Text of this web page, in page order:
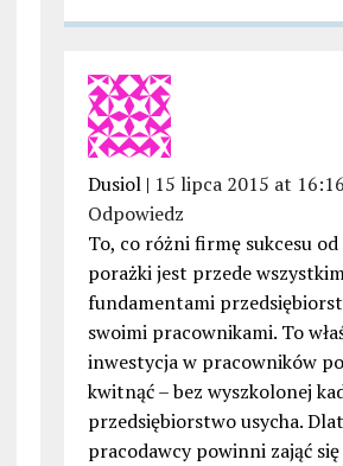
Dusiol | 15 lipca 2015 at 16:16
Odpowiedz
To, co różni firmę sukcesu
porażki jest przede
fundamentami
swoimi pracownikami. To
inwestycja w pracowników
kwitnąć – bez wyszkolonej
przedsiębiorstwo usycha.
pracodawcy powinni zająć się